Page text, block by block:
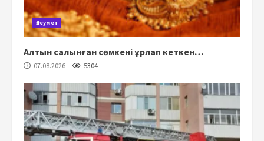
Әлеумет
Алтын салынған сөмкені ұрлап кеткен…
07.08.2026 5304